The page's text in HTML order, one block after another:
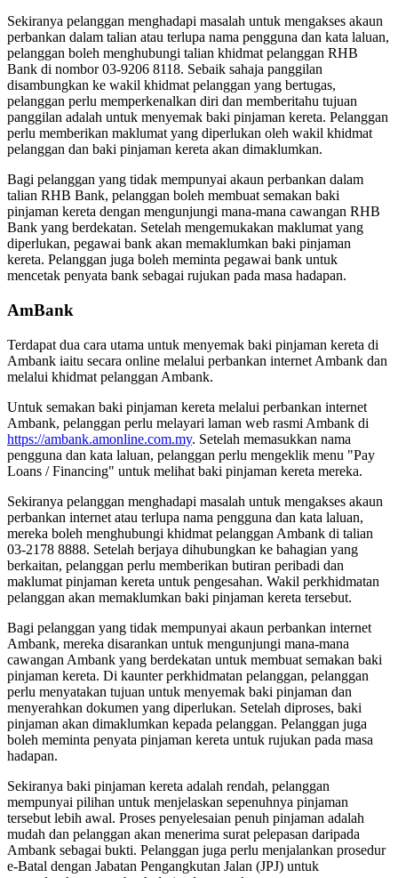
Sekiranya pelanggan menghadapi masalah untuk mengakses akaun
perbankan dalam talian atau terlupa nama pengguna dan kata laluan,
pelanggan boleh menghubungi talian khidmat pelanggan RHB
Bank di nombor 03-9206 8118. Sebaik sahaja panggilan
disambungkan ke wakil khidmat pelanggan yang bertugas,
pelanggan perlu memperkenalkan diri dan memberitahu tujuan
panggilan adalah untuk menyemak baki pinjaman kereta. Pelanggan
perlu memberikan maklumat yang diperlukan oleh wakil khidmat
pelanggan dan baki pinjaman kereta akan dimaklumkan.
Bagi pelanggan yang tidak mempunyai akaun perbankan dalam
talian RHB Bank, pelanggan boleh membuat semakan baki
pinjaman kereta dengan mengunjungi mana-mana cawangan RHB
Bank yang berdekatan. Setelah mengemukakan maklumat yang
diperlukan, pegawai bank akan memaklumkan baki pinjaman
kereta. Pelanggan juga boleh meminta pegawai bank untuk
mencetak penyata bank sebagai rujukan pada masa hadapan.
AmBank
Terdapat dua cara utama untuk menyemak baki pinjaman kereta di
Ambank iaitu secara online melalui perbankan internet Ambank dan
melalui khidmat pelanggan Ambank.
Untuk semakan baki pinjaman kereta melalui perbankan internet
Ambank, pelanggan perlu melayari laman web rasmi Ambank di
https://ambank.amonline.com.my. Setelah memasukkan nama
pengguna dan kata laluan, pelanggan perlu mengeklik menu "Pay
Loans / Financing" untuk melihat baki pinjaman kereta mereka.
Sekiranya pelanggan menghadapi masalah untuk mengakses akaun
perbankan internet atau terlupa nama pengguna dan kata laluan,
mereka boleh menghubungi khidmat pelanggan Ambank di talian
03-2178 8888. Setelah berjaya dihubungkan ke bahagian yang
berkaitan, pelanggan perlu memberikan butiran peribadi dan
maklumat pinjaman kereta untuk pengesahan. Wakil perkhidmatan
pelanggan akan memaklumkan baki pinjaman kereta tersebut.
Bagi pelanggan yang tidak mempunyai akaun perbankan internet
Ambank, mereka disarankan untuk mengunjungi mana-mana
cawangan Ambank yang berdekatan untuk membuat semakan baki
pinjaman kereta. Di kaunter perkhidmatan pelanggan, pelanggan
perlu menyatakan tujuan untuk menyemak baki pinjaman dan
menyerahkan dokumen yang diperlukan. Setelah diproses, baki
pinjaman akan dimaklumkan kepada pelanggan. Pelanggan juga
boleh meminta penyata pinjaman kereta untuk rujukan pada masa
hadapan.
Sekiranya baki pinjaman kereta adalah rendah, pelanggan
mempunyai pilihan untuk menjelaskan sepenuhnya pinjaman
tersebut lebih awal. Proses penyelesaian penuh pinjaman adalah
mudah dan pelanggan akan menerima surat pelepasan daripada
Ambank sebagai bukti. Pelanggan juga perlu menjalankan prosedur
e-Batal dengan Jabatan Pengangkutan Jalan (JPJ) untuk